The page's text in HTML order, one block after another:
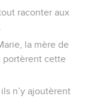
raconter aux
la mère de
portèrent cette
n’y ajoutèrent